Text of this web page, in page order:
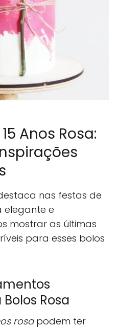
Anos Rosa:
nas festas de
elegante e
mostrar as últimas
para esses bolos
Rosa
rosapodem ter